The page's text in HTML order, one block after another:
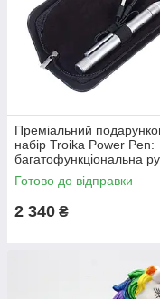
Преміальний
набір Troika Power Pen:
багатофункціональна
стилус з вбудованою
батареєю в елегантному
Готово до відправки
2 340 ₴